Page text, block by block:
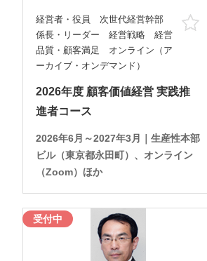
経営者・役員 次世代経営幹部
係長・リーダー 経営戦略 経営
品質・顧客満足 オンライン（ア
ーカイブ・オンデマンド）
2026年度 顧客価値経営 実践推
進者コース
2026年6月～2027年3月｜生産性本部
ビル（東京都永田町）、オンライン
（Zoom）ほか
受付中